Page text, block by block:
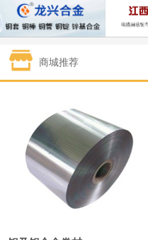
1#镍
1#白银
钯金
89,000—95,000
2#锑 85,000—91,000
1#镁 17,000—18,000
18,900—19,100
商城推荐